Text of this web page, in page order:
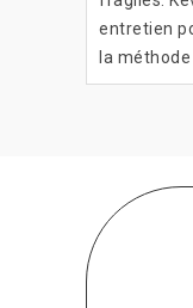
entretien
la